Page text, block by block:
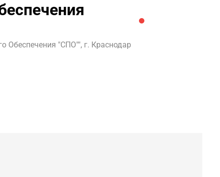
Обеспечения "СПО"", г. Краснодар